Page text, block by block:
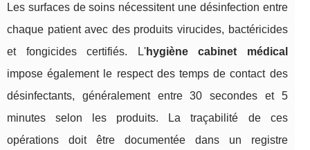
Les surfaces de soins nécessitent une désinfection entre
chaque patient avec des produits virucides, bactéricides
et fongicides certifiés. L'hygiène cabinet médical
impose également le respect des temps de contact des
désinfectants, généralement entre 30 secondes et 5
minutes selon les produits. La traçabilité de ces
opérations doit être documentée dans un registre